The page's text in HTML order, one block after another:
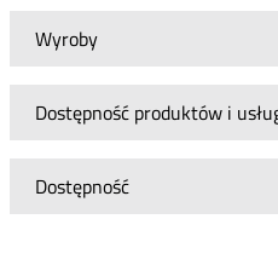
Wyroby
Dostępność produktów i
Dostępność